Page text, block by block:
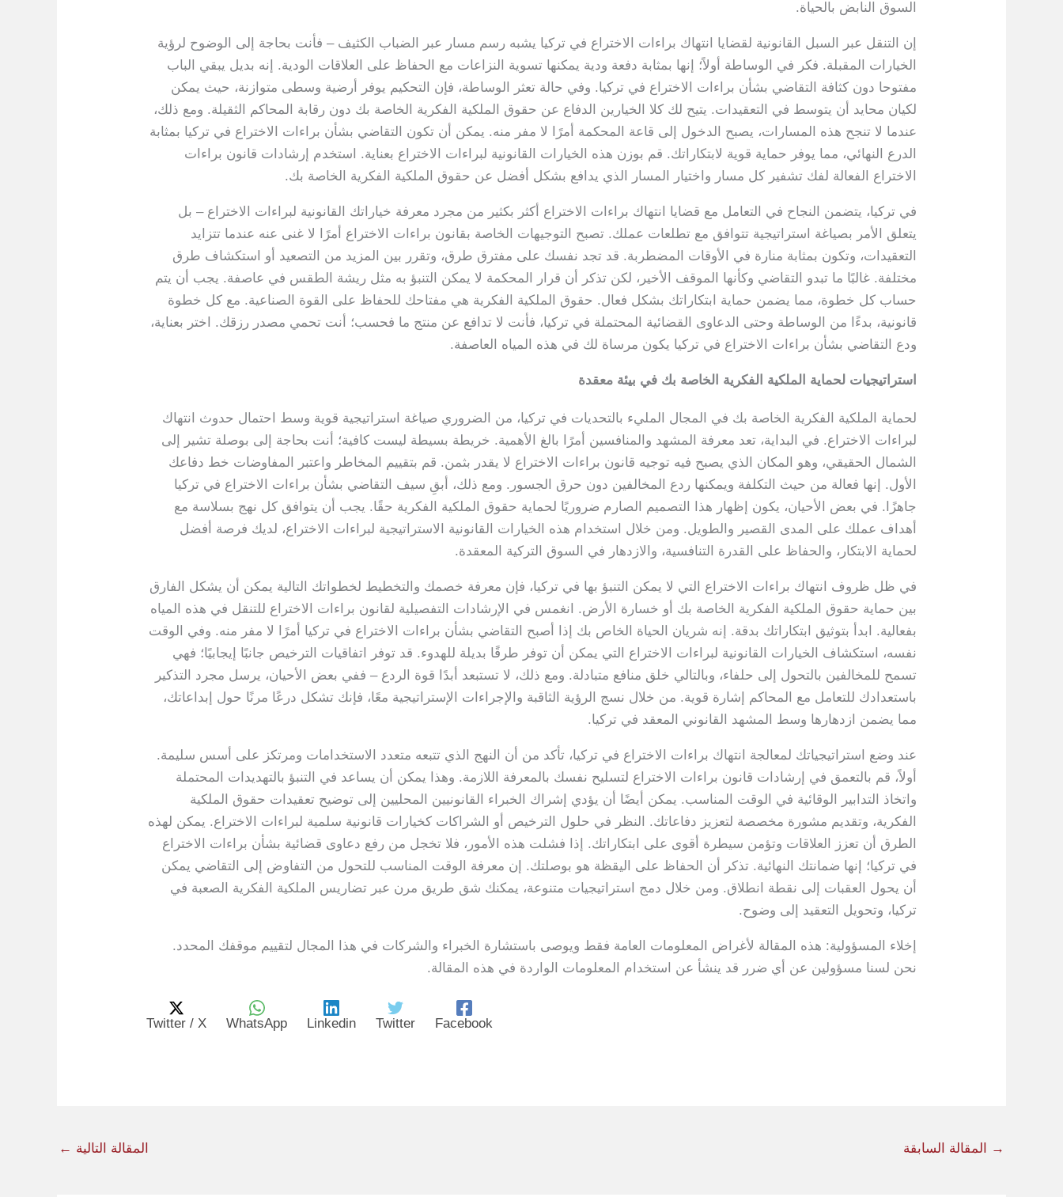
السوق النابض بالحياة.
إن التنقل عبر السبل القانونية لقضايا انتهاك براءات الاختراع في تركيا يشبه رسم مسار عبر الضباب الكثيف – فأنت بحاجة إلى الوضوح لرؤية
الخيارات المقبلة. فكر في الوساطة أولاً؛ إنها بمثابة دفعة ودية يمكنها تسوية النزاعات مع الحفاظ على العلاقات الودية. إنه بديل يبقي الباب
مفتوحا دون كثافة التقاضي بشأن براءات الاختراع في تركيا. وفي حالة تعثر الوساطة، فإن التحكيم يوفر أرضية وسطى متوازنة، حيث يمكن
لكيان محايد أن يتوسط في التعقيدات. يتيح لك كلا الخيارين الدفاع عن حقوق الملكية الفكرية الخاصة بك دون رقابة المحاكم الثقيلة. ومع ذلك،
عندما لا تنجح هذه المسارات، يصبح الدخول إلى قاعة المحكمة أمرًا لا مفر منه. يمكن أن تكون التقاضي بشأن براءات الاختراع في تركيا بمثابة
الدرع النهائي، مما يوفر حماية قوية لابتكاراتك. قم بوزن هذه الخيارات القانونية لبراءات الاختراع بعناية. استخدم إرشادات قانون براءات
الاختراع الفعالة لفك تشفير كل مسار واختيار المسار الذي يدافع بشكل أفضل عن حقوق الملكية الفكرية الخاصة بك.
في تركيا، يتضمن النجاح في التعامل مع قضايا انتهاك براءات الاختراع أكثر بكثير من مجرد معرفة خياراتك القانونية لبراءات الاختراع – بل
يتعلق الأمر بصياغة استراتيجية تتوافق مع تطلعات عملك. تصبح التوجيهات الخاصة بقانون براءات الاختراع أمرًا لا غنى عنه عندما تتزايد
التعقيدات، وتكون بمثابة منارة في الأوقات المضطربة. قد تجد نفسك على مفترق طرق، وتقرر بين المزيد من التصعيد أو استكشاف طرق
مختلفة. غالبًا ما تبدو التقاضي وكأنها الموقف الأخير، لكن تذكر أن قرار المحكمة لا يمكن التنبؤ به مثل ريشة الطقس في عاصفة. يجب أن يتم
حساب كل خطوة، مما يضمن حماية ابتكاراتك بشكل فعال. حقوق الملكية الفكرية هي مفتاحك للحفاظ على القوة الصناعية. مع كل خطوة
قانونية، بدءًا من الوساطة وحتى الدعاوى القضائية المحتملة في تركيا، فأنت لا تدافع عن منتج ما فحسب؛ أنت تحمي مصدر رزقك. اختر بعناية،
ودع التقاضي بشأن براءات الاختراع في تركيا يكون مرساة لك في هذه المياه العاصفة.
استراتيجيات لحماية الملكية الفكرية الخاصة بك في بيئة معقدة
لحماية الملكية الفكرية الخاصة بك في المجال المليء بالتحديات في تركيا، من الضروري صياغة استراتيجية قوية وسط احتمال حدوث انتهاك
لبراءات الاختراع. في البداية، تعد معرفة المشهد والمنافسين أمرًا بالغ الأهمية. خريطة بسيطة ليست كافية؛ أنت بحاجة إلى بوصلة تشير إلى
الشمال الحقيقي، وهو المكان الذي يصبح فيه توجيه قانون براءات الاختراع لا يقدر بثمن. قم بتقييم المخاطر واعتبر المفاوضات خط دفاعك
الأول. إنها فعالة من حيث التكلفة ويمكنها ردع المخالفين دون حرق الجسور. ومع ذلك، أبقِ سيف التقاضي بشأن براءات الاختراع في تركيا
جاهزًا. في بعض الأحيان، يكون إظهار هذا التصميم الصارم ضروريًا لحماية حقوق الملكية الفكرية حقًا. يجب أن يتوافق كل نهج بسلاسة مع
أهداف عملك على المدى القصير والطويل. ومن خلال استخدام هذه الخيارات القانونية الاستراتيجية لبراءات الاختراع، لديك فرصة أفضل
لحماية الابتكار، والحفاظ على القدرة التنافسية، والازدهار في السوق التركية المعقدة.
في ظل ظروف انتهاك براءات الاختراع التي لا يمكن التنبؤ بها في تركيا، فإن معرفة خصمك والتخطيط لخطواتك التالية يمكن أن يشكل الفارق
بين حماية حقوق الملكية الفكرية الخاصة بك أو خسارة الأرض. انغمس في الإرشادات التفصيلية لقانون براءات الاختراع للتنقل في هذه المياه
بفعالية. ابدأ بتوثيق ابتكاراتك بدقة. إنه شريان الحياة الخاص بك إذا أصبح التقاضي بشأن براءات الاختراع في تركيا أمرًا لا مفر منه. وفي الوقت
نفسه، استكشاف الخيارات القانونية لبراءات الاختراع التي يمكن أن توفر طرقًا بديلة للهدوء. قد توفر اتفاقيات الترخيص جانبًا إيجابيًا؛ فهي
تسمح للمخالفين بالتحول إلى حلفاء، وبالتالي خلق منافع متبادلة. ومع ذلك، لا تستبعد أبدًا قوة الردع – ففي بعض الأحيان، يرسل مجرد التذكير
باستعدادك للتعامل مع المحاكم إشارة قوية. من خلال نسج الرؤية الثاقبة والإجراءات الإستراتيجية معًا، فإنك تشكل درعًا مرنًا حول إبداعاتك،
مما يضمن ازدهارها وسط المشهد القانوني المعقد في تركيا.
عند وضع استراتيجياتك لمعالجة انتهاك براءات الاختراع في تركيا، تأكد من أن النهج الذي تتبعه متعدد الاستخدامات ومرتكز على أسس سليمة.
أولاً، قم بالتعمق في إرشادات قانون براءات الاختراع لتسليح نفسك بالمعرفة اللازمة. وهذا يمكن أن يساعد في التنبؤ بالتهديدات المحتملة
واتخاذ التدابير الوقائية في الوقت المناسب. يمكن أيضًا أن يؤدي إشراك الخبراء القانونيين المحليين إلى توضيح تعقيدات حقوق الملكية
الفكرية، وتقديم مشورة مخصصة لتعزيز دفاعاتك. النظر في حلول الترخيص أو الشراكات كخيارات قانونية سلمية لبراءات الاختراع. يمكن لهذه
الطرق أن تعزز العلاقات وتؤمن سيطرة أقوى على ابتكاراتك. إذا فشلت هذه الأمور، فلا تخجل من رفع دعاوى قضائية بشأن براءات الاختراع
في تركيا؛ إنها ضمانتك النهائية. تذكر أن الحفاظ على اليقظة هو بوصلتك. إن معرفة الوقت المناسب للتحول من التفاوض إلى التقاضي يمكن
أن يحول العقبات إلى نقطة انطلاق. ومن خلال دمج استراتيجيات متنوعة، يمكنك شق طريق مرن عبر تضاريس الملكية الفكرية الصعبة في
تركيا، وتحويل التعقيد إلى وضوح.
إخلاء المسؤولية: هذه المقالة لأغراض المعلومات العامة فقط ويوصى باستشارة الخبراء والشركات في هذا المجال لتقييم موقفك المحدد.
نحن لسنا مسؤولين عن أي ضرر قد ينشأ عن استخدام المعلومات الواردة في هذه المقالة.
Facebook
Twitter
Linkedin
WhatsApp
Twitter / X
→ المقالة السابقة المقالة التالية ←